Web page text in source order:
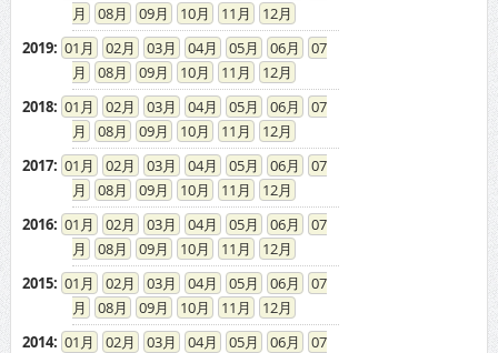
08
09 10 11
12
2019: 01 02 03 04 05 06
07
08
09 10 11
12
2018: 01 02 03 04 05 06
07
08
09 10 11
12
2017: 01 02 03 04 05 06
07
08
09 10 11
12
2016: 01 02 03 04 05 06
07
08
09 10 11
12
2015: 01 02 03 04 05 06
07
08
09 10 11
12
2014: 01 02 03 04 05 06
07